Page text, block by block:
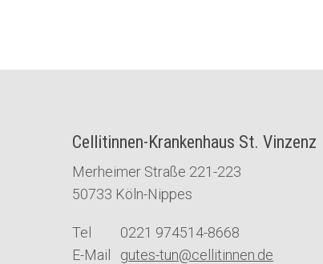
Cellitinnen-Krankenhaus St. Vinzenz
Merheimer Straße 221-223
50733 Köln-Nippes
Tel 0221 974514-8668
E-Mail gutes-tun@cellitinnen.de